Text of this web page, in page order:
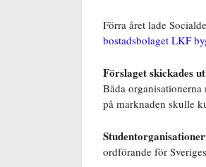
Förra året lade
bostadsbolaget LKF
Förslaget skickades ut
Båda
på marknaden skulle
ordförande för